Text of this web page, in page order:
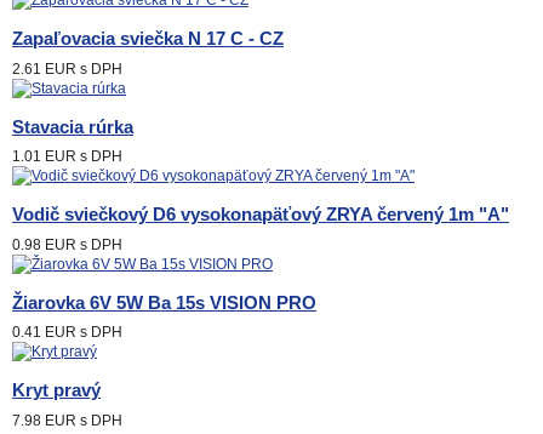
Zapaľovacia sviečka N 17 C - CZ
2.61 EUR s DPH
Stavacia rúrka
1.01 EUR s DPH
Vodič sviečkový D6 vysokonapäťový ZRYA červený 1m "A"
0.98 EUR s DPH
Žiarovka 6V 5W Ba 15s VISION PRO
0.41 EUR s DPH
Kryt pravý
7.98 EUR s DPH